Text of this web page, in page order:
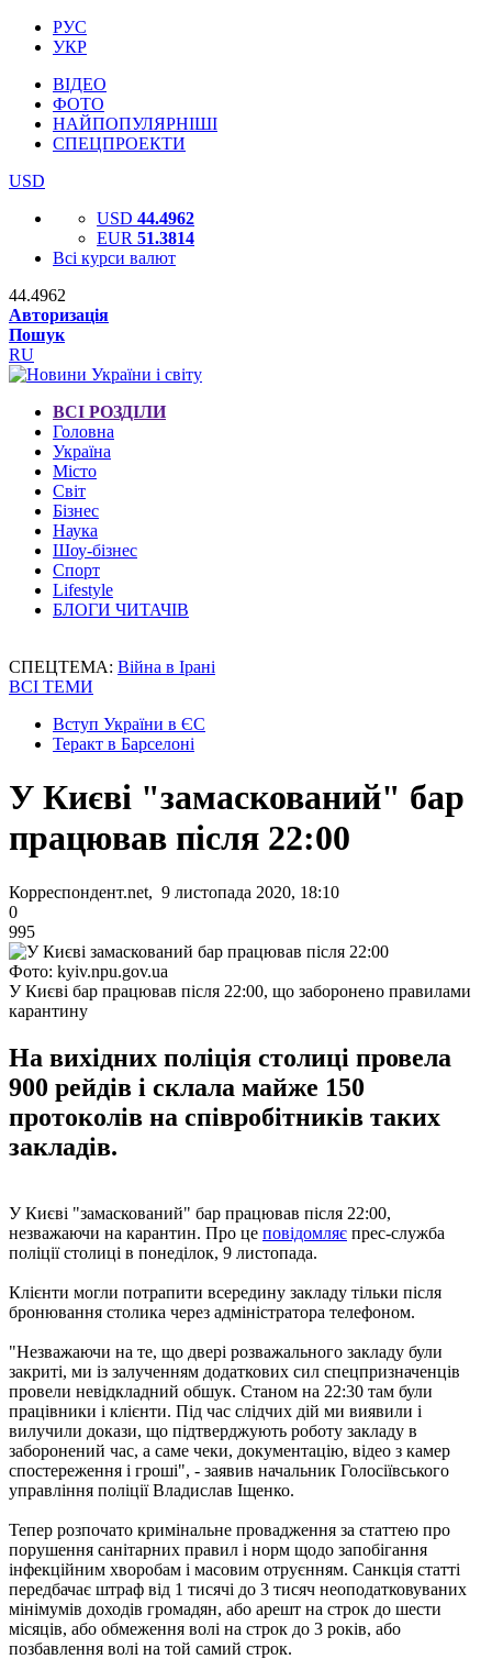
РУС
УКР
ВІДЕО
ФОТО
НАЙПОПУЛЯРНІШІ
СПЕЦПРОЕКТИ
USD
USD 44.4962
EUR 51.3814
Всі курси валют
44.4962
Авторизація
Пошук
RU
ВСІ РОЗДІЛИ
Головна
Україна
Місто
Світ
Бізнес
Наука
Шоу-бізнес
Спорт
Lifestyle
БЛОГИ ЧИТАЧІВ
СПЕЦТЕМА: Війна в Ірані
ВСІ ТЕМИ
Вступ України в ЄС
Теракт в Барселоні
У Києві "замаскований" бар
працював після 22:00
Корреспондент.net, 9 листопада 2020, 18:10
0
995
Фото: kyiv.npu.gov.ua
У Києві бар працював після 22:00, що заборонено правилами
карантину
На вихідних поліція столиці провела
900 рейдів і склала майже 150
протоколів на співробітників таких
закладів.
У Києві "замаскований" бар працював після 22:00,
незважаючи на карантин. Про це повідомляє прес-служба
поліції столиці в понеділок, 9 листопада.
Клієнти могли потрапити всередину закладу тільки після
бронювання столика через адміністратора телефоном.
"Незважаючи на те, що двері розважального закладу були
закриті, ми із залученням додаткових сил спецпризначенців
провели невідкладний обшук. Станом на 22:30 там були
працівники і клієнти. Під час слідчих дій ми виявили і
вилучили докази, що підтверджують роботу закладу в
заборонений час, а саме чеки, документацію, відео з камер
спостереження і гроші", - заявив начальник Голосіївського
управління поліції Владислав Іщенко.
Тепер розпочато кримінальне провадження за статтею про
порушення санітарних правил і норм щодо запобігання
інфекційним хворобам і масовим отруєнням. Санкція статті
передбачає штраф від 1 тисячі до 3 тисяч неоподатковуваних
мінімумів доходів громадян, або арешт на строк до шести
місяців, або обмеження волі на строк до 3 років, або
позбавлення волі на той самий строк.